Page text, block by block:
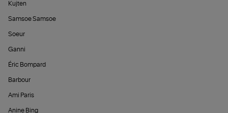
Kujten
Samsoe Samsoe
Soeur
Ganni
Éric Bompard
Barbour
Ami Paris
Anine Bing